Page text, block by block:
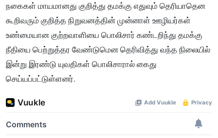
நகைகள் மாயமானது குறித்து தமக்கு எதுவும் தெரியாதென
கூறிவரும் குறித்த நிறுவனத்தின் முன்னாள் ஊழியர்கள்
உண்மையான குற்றவாளியை பொலிசார் கண்டறிந்து தமக்கு
நீதியை பெற்றுத்தர வேண்டுமென தெரிவித்து வந்த நிலையில்
இன்று இரண்டு யுவதிகள் பொலிசாரால் கைது
செய்யப்பட்டுள்ளனர்.